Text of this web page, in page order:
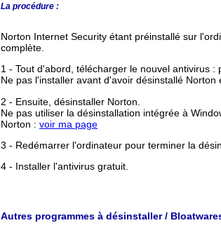
La procédure :
Norton Internet Security étant préinstallé sur
complète.
1 - Tout d'abord, télécharger le nouvel antivirus
Ne pas l'installer avant d'avoir désinstallé Norton
2 - Ensuite, désinstaller Norton.
Ne pas utiliser la désinstallation intégrée à
Norton : voir ma page
3 - Redémarrer l'ordinateur pour terminer la
4 - Installer l'antivirus gratuit.
Autres programmes à désinstaller /